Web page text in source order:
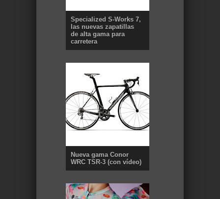
Specialized S-Works 7,
las nuevas zapatillas
de alta gama para
carretera
Nueva gama Conor
WRC TSR-3 (con vídeo)